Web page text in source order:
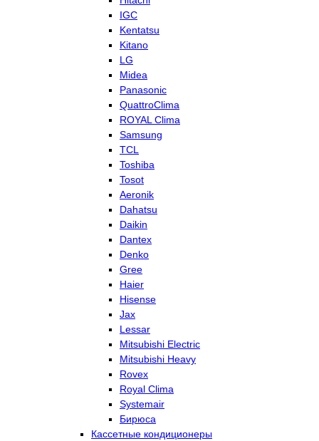
IGC
Kentatsu
Kitano
LG
Midea
Panasonic
QuattroClima
ROYAL Clima
Samsung
TCL
Toshiba
Tosot
Aeronik
Dahatsu
Daikin
Dantex
Denko
Gree
Haier
Hisense
Jax
Lessar
Mitsubishi Electric
Mitsubishi Heavy
Rovex
Royal Clima
Systemair
Бирюса
Кассетные кондиционеры